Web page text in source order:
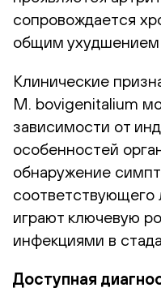
сопровождается
общим ухудшением
Клинические
M. bovigenitalium
зависимости от
особенностей
обнаружение
соответствующего
играют ключевую
инфекциями в
Доступная